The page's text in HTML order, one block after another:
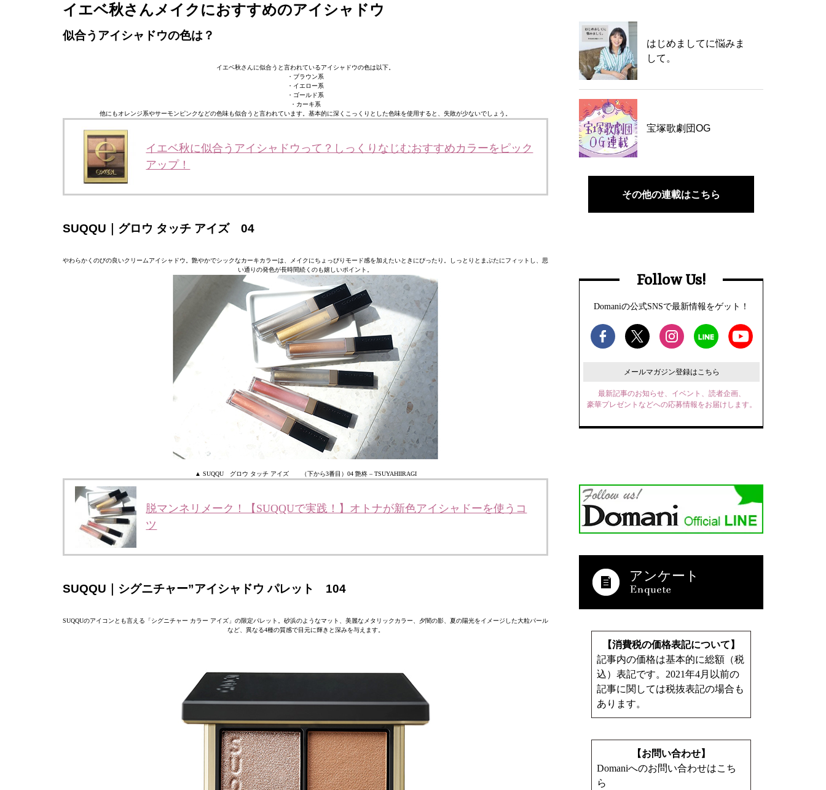
イエベ秋さんメイクにおすすめのアイシャドウ
似合うアイシャドウの色は？
イエベ秋さんに似合うと言われているアイシャドウの色は以下。
・ブラウン系
・イエロー系
・ゴールド系
・カーキ系
他にもオレンジ系やサーモンピンクなどの色味も似合うと言われています。基本的に深くこっくりとした色味を使用すると、失敗が少ないでしょう。
イエベ秋に似合うアイシャドウって？しっくりなじむおすすめカラーをピック
アップ！
SUQQU｜グロウ タッチ アイズ 04
やわらかくのびの良いクリームアイシャドウ。艶やかでシックなカーキカラーは、メイクにちょっぴりモード感を加えたいときにぴったり。しっとりとまぶたにフィットし、思
い通りの発色が長時間続くのも嬉しいポイント。
▲ SUQQU グロウ タッチ アイズ （下から3番目）04 艶柊 – TSUYAHIIRAGI
脱マンネリメーク！【SUQQUで実践！】オトナが新色アイシャドーを使うコ
ツ
SUQQU｜シグニチャー”アイシャドウ パレット 104
SUQQUのアイコンとも言える「シグニチャー カラー アイズ」の限定パレット。砂浜のようなマット、美麗なメタリックカラー、夕闇の影、夏の陽光をイメージした大粒パール
など、異なる4種の質感で目元に輝きと深みを与えます。
はじめましてに悩みま
して。
宝塚歌劇団OG
その他の連載はこちら
Follow Us!
Domaniの公式SNSで最新情報をゲット！
メールマガジン登録はこちら
最新記事のお知らせ、イベント、読者企画、
豪華プレゼントなどへの応募情報をお届けします。
アンケート
【消費税の価格表記について】
記事内の価格は基本的に総額（税
込）表記です。2021年4月以前の
記事に関しては税抜表記の場合も
あります。
【お問い合わせ】
Domaniへのお問い合わせはこち
ら